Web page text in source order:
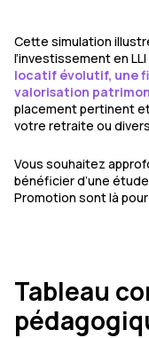
Cette simulation
l’investissement en
locatif évolutif, une
valorisation
placement pertinent
votre retraite ou
Vous souhaitez
bénéficier d’une
Promotion sont là
Tableau